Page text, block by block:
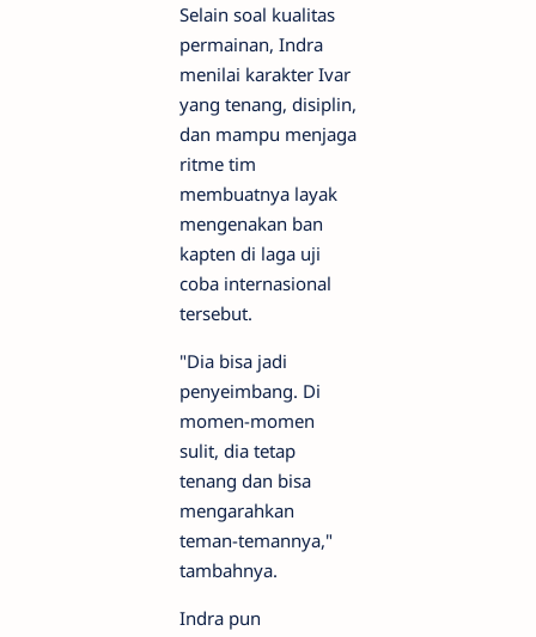
Selain soal kualitas
permainan, Indra
menilai karakter Ivar
yang tenang, disiplin,
dan mampu menjaga
ritme tim
membuatnya layak
mengenakan ban
kapten di laga uji
coba internasional
tersebut.
"Dia bisa jadi
penyeimbang. Di
momen-momen
sulit, dia tetap
tenang dan bisa
mengarahkan
teman-temannya,"
tambahnya.
Indra pun